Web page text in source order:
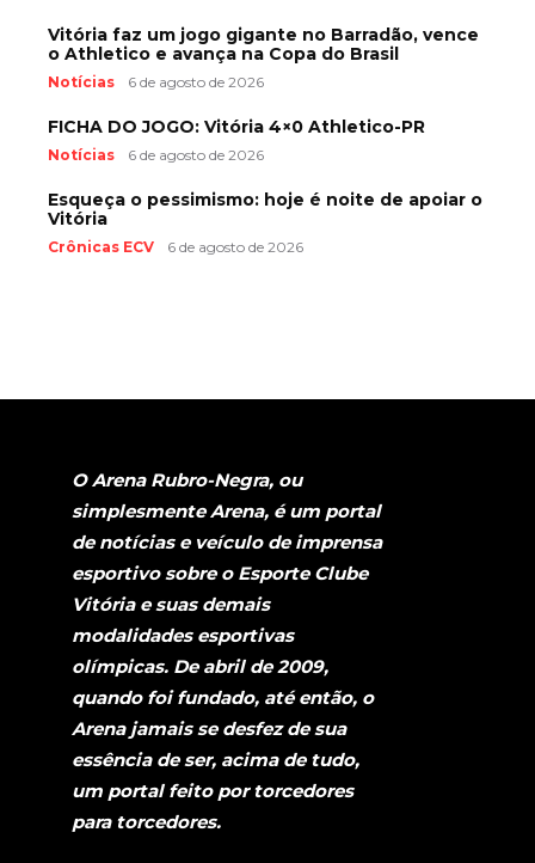
Vitória faz um jogo gigante no Barradão, vence
o Athletico e avança na Copa do Brasil
Notícias 6 de agosto de 2026
FICHA DO JOGO: Vitória 4×0 Athletico-PR
Notícias 6 de agosto de 2026
Esqueça o pessimismo: hoje é noite de apoiar o
Vitória
Crônicas ECV 6 de agosto de 2026
O Arena Rubro-Negra, ou
simplesmente Arena, é um portal
de notícias e veículo de imprensa
esportivo sobre o Esporte Clube
Vitória e suas demais
modalidades esportivas
olímpicas. De abril de 2009,
quando foi fundado, até então, o
Arena jamais se desfez de sua
essência de ser, acima de tudo,
um portal feito por torcedores
para torcedores.